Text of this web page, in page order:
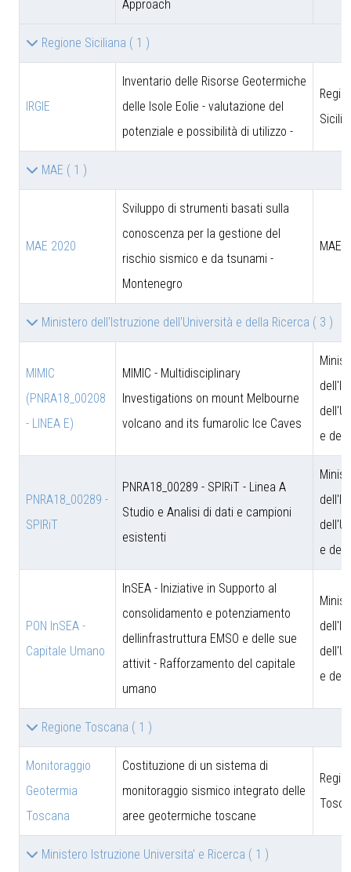
Approach
Regione Siciliana ( 1 )
IRGIE
Inventario delle Risorse Geotermiche
delle Isole Eolie - valutazione del
potenziale e possibilità di utilizzo -
MAE ( 1 )
MAE 2020
Sviluppo di strumenti basati sulla
conoscenza per la gestione del
rischio sismico e da tsunami -
Montenegro
MAE
Ministero dell'Istruzione dell'Università e della Ricerca ( 3 )
MIMIC
(PNRA18_00208
- LINEA E)
MIMIC - Multidisciplinary
Investigations on mount Melbourne
volcano and its fumarolic Ice Caves
e
PNRA18_00289 -
SPIRiT
PNRA18_00289 - SPIRiT - Linea A
Studio e Analisi di dati e campioni
esistenti
e
PON InSEA -
Capitale Umano
InSEA - Iniziative in Supporto al
consolidamento e potenziamento
dellinfrastruttura EMSO e delle sue
attivit - Rafforzamento del capitale
umano
e
Regione Toscana ( 1 )
Monitoraggio
Geotermia
Toscana
Costituzione di un sistema di
monitoraggio sismico integrato delle
aree geotermiche toscane
Ministero Istruzione Universita' e Ricerca ( 1 )